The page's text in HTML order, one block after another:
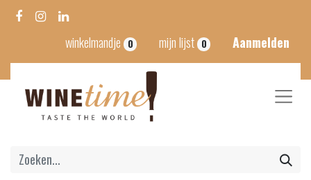
winkelmandje 0 mijn lijst 0 Aanmelden